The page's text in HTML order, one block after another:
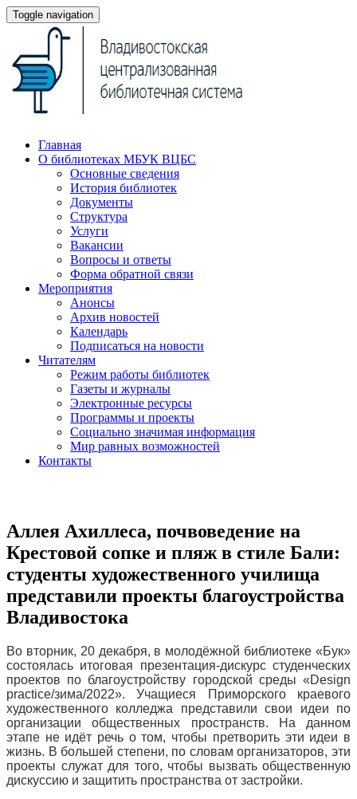
Toggle navigation
Главная
О библиотеках МБУК ВЦБС
Основные сведения
История библиотек
Документы
Структура
Услуги
Вакансии
Вопросы и ответы
Форма обратной связи
Мероприятия
Анонсы
Архив новостей
Календарь
Подписаться на новости
Читателям
Режим работы библиотек
Газеты и журналы
Электронные ресурсы
Программы и проекты
Социально значимая информация
Мир равных возможностей
Контакты
Аллея Ахиллеса, почвоведение на
Крестовой сопке и пляж в стиле Бали:
студенты художественного училища
представили проекты благоустройства
Владивостока
Во вторник, 20 декабря, в молодёжной библиотеке «Бук»
состоялась итоговая презентация-дискурс студенческих
проектов по благоустройству городской среды «Design
practice/зима/2022». Учащиеся Приморского краевого
художественного колледжа представили свои идеи по
организации общественных пространств. На данном
этапе не идёт речь о том, чтобы претворить эти идеи в
жизнь. В большей степени, по словам организаторов, эти
проекты служат для того, чтобы вызвать общественную
дискуссию и защитить пространства от застройки.